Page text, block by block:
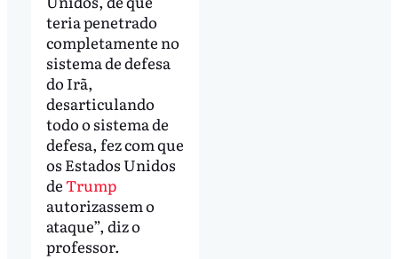
teria penetrado
completamente no
sistema de defesa
do Irã,
desarticulando
todo o sistema de
defesa, fez com que
os Estados Unidos
deTrump
autorizassem o
ataque”, diz o
professor.